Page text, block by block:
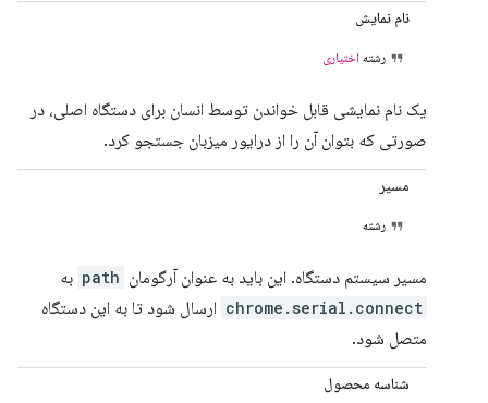
نام نمایش
رشته اختیاری
یک نام نمایشی قابل خواندن توسط انسان برای دستگاه اصلی، در
صورتی که بتوان آن را از درایور میزبان جستجو کرد.
مسیر
رشته
مسیر سیستم دستگاه. این باید به عنوان آرگومان path به
chrome.serial.connect ارسال شود تا به این دستگاه
متصل شود.
شناسه محصول